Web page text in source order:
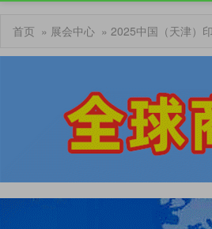
首页 » 展会中心 » 2025中国（天津）